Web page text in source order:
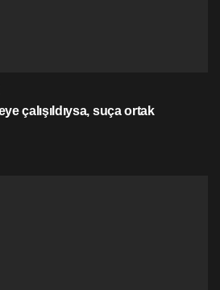
çalışıldıysa, suça ortak